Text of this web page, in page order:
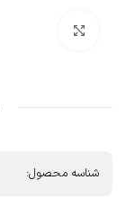
شناسه محصول: